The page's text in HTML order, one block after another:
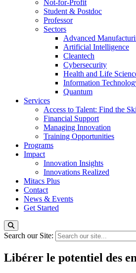
Not-for-Profit
Student & Postdoc
Professor
Sectors
Advanced
Artificial Intelligence
Cleantech
Cybersecurity
Health and Life
Information
Quantum
Services
Access to Talent: Find the
Financial Support
Managing Innovation
Training Opportunities
Programs
Impact
Innovation Insights
Innovations Realized
Mitacs Plus
Contact
News & Events
Get Started
Search our Site:
Libérer le potentiel des